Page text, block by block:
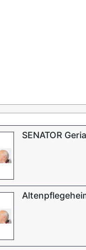
SENATOR